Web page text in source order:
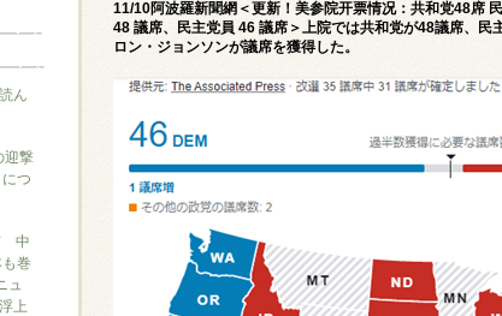
11/10阿波羅新聞網＜更新！美参院开票情况：共和党48席
48 議席、民主党員 46 議席＞上院では共和党が48議席、民
ロン・ジョンソンが議席を獲得した。
ん
迎撃
つ
中
巻
ュ
上